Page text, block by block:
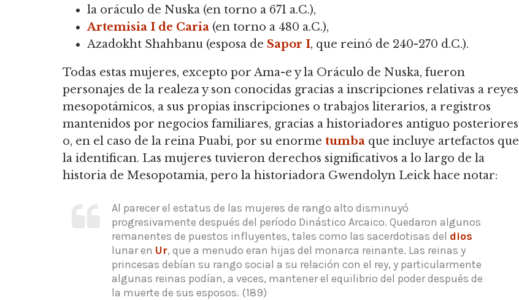
la oráculo de Nuska (en torno a 671 a.C.),
Artemisia I de Caria (en torno a 480 a.C.),
Azadokht Shahbanu (esposa de Sapor I, que reinó de 240-270 d.C.).
Todas estas mujeres, excepto por Ama-e y la Oráculo de Nuska, fueron
personajes de la realeza y son conocidas gracias a inscripciones relativas a reyes
mesopotámicos, a sus propias inscripciones o trabajos literarios, a registros
mantenidos por negocios familiares, gracias a historiadores antiguo posteriores
o, en el caso de la reina Puabi, por su enorme tumba que incluye artefactos que
la identifican. Las mujeres tuvieron derechos significativos a lo largo de la
historia de Mesopotamia, pero la historiadora Gwendolyn Leick hace notar:
Al parecer el estatus de las mujeres de rango alto disminuyó
progresivamente después del período Dinástico Arcaico. Quedaron algunos
remanentes de puestos influyentes, tales como las sacerdotisas del dios
lunar en Ur, que a menudo eran hijas del monarca reinante. Las reinas y
princesas debían su rango social a su relación con el rey, y particularmente
algunas reinas podían, a veces, mantener el equilibrio del poder después de
la muerte de sus esposos. (189)